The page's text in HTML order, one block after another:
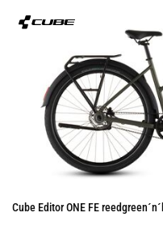
Cube Editor ONE FE